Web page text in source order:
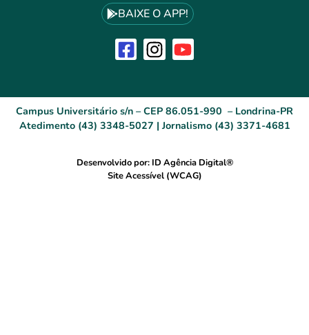
BAIXE O APP!
Campus Universitário s/n – CEP 86.051-990 – Londrina-PR
Atedimento (43) 3348-5027 | Jornalismo (43) 3371-4681
Desenvolvido por: ID Agência Digital®
Site Acessível (WCAG)